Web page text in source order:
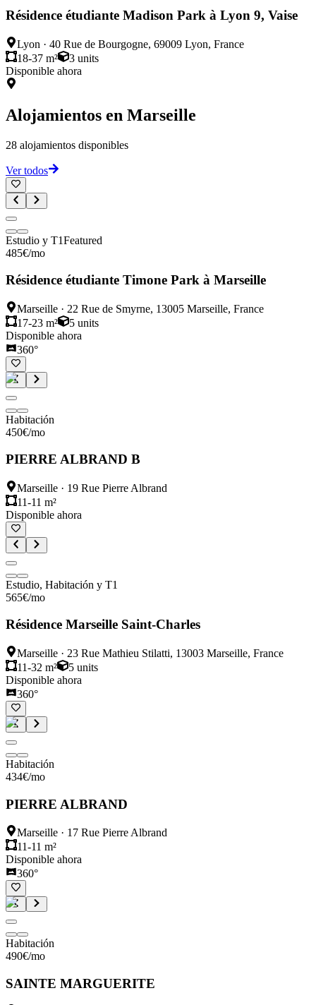
Résidence étudiante Madison Park à Lyon 9, Vaise
Lyon · 40 Rue de Bourgogne, 69009 Lyon, France
18-37 m²
3 units
Disponible ahora
Alojamientos en Marseille
28 alojamientos disponibles
Ver todos
Estudio y T1Featured
485€/mo
Résidence étudiante Timone Park à Marseille
Marseille · 22 Rue de Smyrne, 13005 Marseille, France
17-23 m²
5 units
Disponible ahora
360°
Habitación
450€/mo
PIERRE ALBRAND B
Marseille · 19 Rue Pierre Albrand
11-11 m²
Disponible ahora
Estudio, Habitación y T1
565€/mo
Résidence Marseille Saint-Charles
Marseille · 23 Rue Mathieu Stilatti, 13003 Marseille, France
11-32 m²
5 units
Disponible ahora
360°
Habitación
434€/mo
PIERRE ALBRAND
Marseille · 17 Rue Pierre Albrand
11-11 m²
Disponible ahora
360°
Habitación
490€/mo
SAINTE MARGUERITE